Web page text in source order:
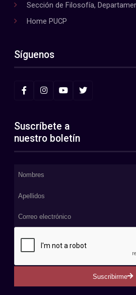
Sección de Filosofía,
Home PUCP
Síguenos
Suscríbete a
nuestro boletín
Suscribirme